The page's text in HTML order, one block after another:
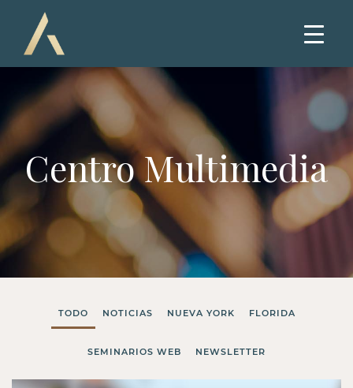
Centro Multimedia
TODO NOTICIAS NUEVA YORK FLORIDA
SEMINARIOS WEB NEWSLETTER